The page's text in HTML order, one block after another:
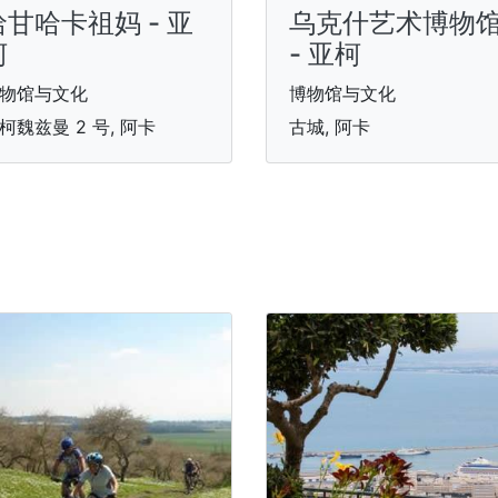
甘哈卡祖妈 - 亚
馆与文化
魏兹曼 2 号, 阿卡
乌克什艺术博物
- 亚柯
博物馆与文化
古城, 阿卡